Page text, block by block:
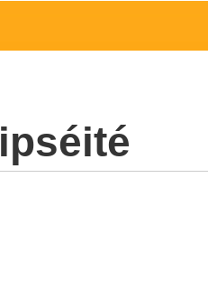
ipséité